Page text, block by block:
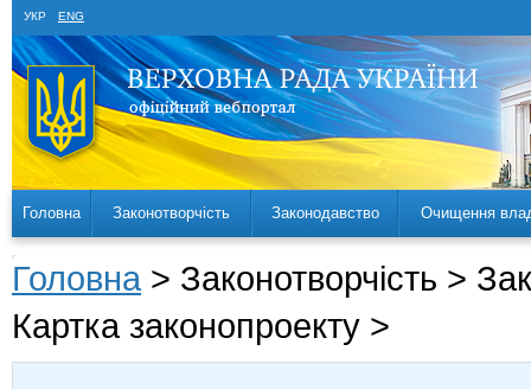
УКР ENG
Головна Законотворчість Законодавство Очищення
Головна > Законотворчість >
Картка законопроекту >